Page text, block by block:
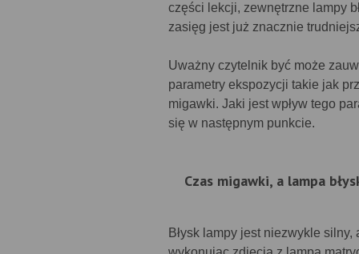
części lekcji, zewnętrzne lampy
zasięg jest już znacznie
Uważny czytelnik być może
parametry ekspozycji takie jak
migawki. Jaki jest wpływ tego
się w następnym punkcie.
Czas migawki, a lampa
Błysk lampy jest niezwykle